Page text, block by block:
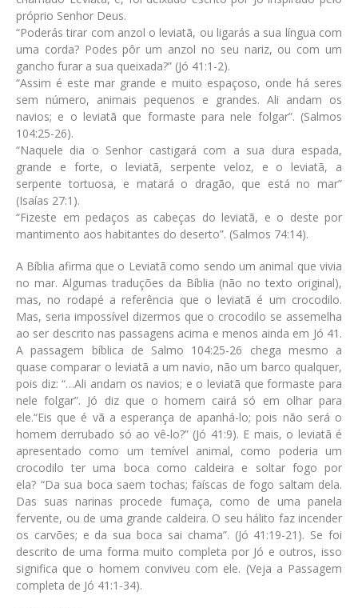
próprio Senhor Deus.
“Poderás tirar com anzol o leviatã, ou ligarás a sua língua com
uma corda? Podes pôr um anzol no seu nariz, ou com um
gancho furar a sua queixada?” (Jó 41:1-2).
“Assim é este mar grande e muito espaçoso, onde há seres
sem número, animais pequenos e grandes. Ali andam os
navios; e o leviatã que formaste para nele folgar”. (Salmos
104:25-26).
“Naquele dia o Senhor castigará com a sua dura espada,
grande e forte, o leviatã, serpente veloz, e o leviatã, a
serpente tortuosa, e matará o dragão, que está no mar”
(Isaías 27:1).
“Fizeste em pedaços as cabeças do leviatã, e o deste por
mantimento aos habitantes do deserto”. (Salmos 74:14).
A Bíblia afirma que o Leviatã como sendo um animal que vivia
no mar. Algumas traduções da Bíblia (não no texto original),
mas, no rodapé a referência que o leviatã é um crocodilo.
Mas, seria impossível dizermos que o crocodilo se assemelha
ao ser descrito nas passagens acima e menos ainda em Jó 41 .
A passagem bíblica de Salmo 104:25-26 chega mesmo a
quase comparar o leviatã a um navio, não um barco qualquer,
pois diz:“…Ali andam os navios; e o leviatã que formaste para
nele folgar”. Jó diz que o homem cairá só em olhar para
ele.“Eis que é vã a esperança de apanhá-lo; pois não será o
homem derrubado só ao vê-lo?” (Jó 41:9). E mais, o leviatã é
apresentado como um temível animal, como poderia um
crocodilo ter uma boca como caldeira e soltar fogo por
ela? “Da sua boca saem tochas; faíscas de fogo saltam dela.
Das suas narinas procede fumaça, como de uma panela
fervente, ou de uma grande caldeira. O seu hálito faz incender
os carvões; e da sua boca sai chama”. (Jó 41:19-21). Se foi
descrito de uma forma muito completa por Jó e outros, isso
significa que o homem conviveu com ele. (Veja a Passagem
completa de Jó 41:1-34).